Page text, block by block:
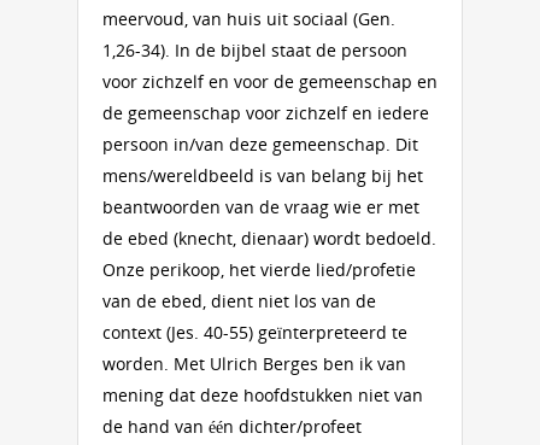
meervoud, van huis uit sociaal (Gen.
1,26-34). In de bijbel staat de persoon
voor zichzelf en voor de gemeenschap en
de gemeenschap voor zichzelf en iedere
persoon in/van deze gemeenschap. Dit
mens/wereldbeeld is van belang bij het
beantwoorden van de vraag wie er met
de ebed (knecht, dienaar) wordt bedoeld.
Onze perikoop, het vierde lied/profetie
van de ebed, dient niet los van de
context (Jes. 40-55) geïnterpreteerd te
worden. Met Ulrich Berges ben ik van
mening dat deze hoofdstukken niet van
de hand van één dichter/profeet